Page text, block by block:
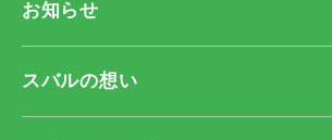
お知らせ
スバルの想い